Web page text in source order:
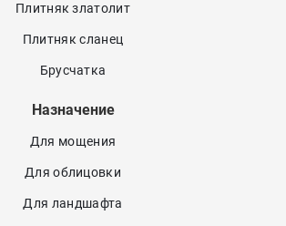
Плитняк златолит
Плитняк сланец
Брусчатка
Назначение
Для мощения
Для облицовки
Для ландшафта